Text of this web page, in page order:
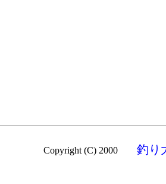
Copyright (C) 2000 釣り